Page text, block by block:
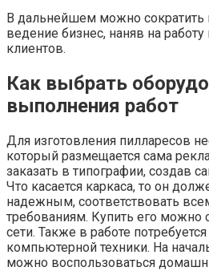
В дальнейшем можно сократить
ведение бизнес, наняв на
клиентов.
Как выбрать
выполнения работ
Для изготовления пилларесов
который размещается сама
заказать в типографии, создав
Что касается каркаса, то он
надежным, соответствовать
требованиям. Купить его
сети. Также в работе
компьютерной техники. На
можно воспользоваться